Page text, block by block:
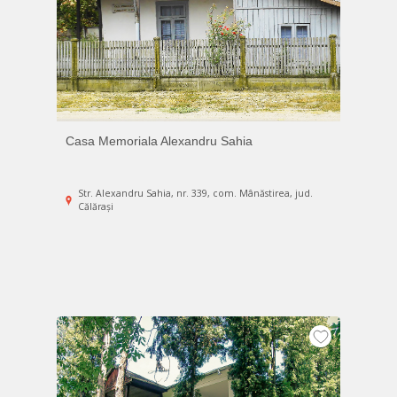
Casa Memoriala Alexandru Sahia
Str. Alexandru Sahia, nr. 339, com. Mânăstirea, jud.
Călărași